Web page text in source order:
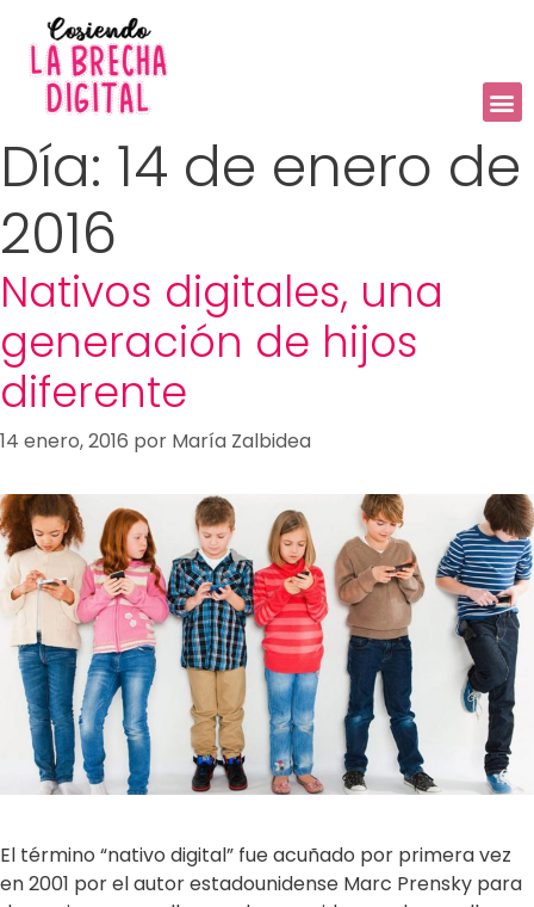
Día: 14 de enero de
2016
Nativos digitales, una
generación de hijos
diferente
14 enero, 2016 por María Zalbidea
El término “nativo digital” fue acuñado por primera vez
en 2001 por el autor estadounidense Marc Prensky para